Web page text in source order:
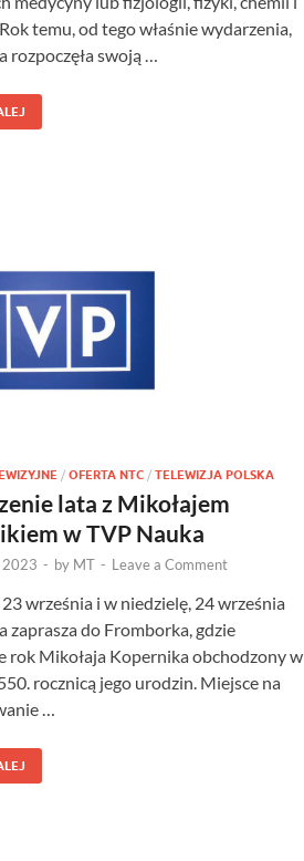
temu, od tego właśnie wydarzenia,
rozpoczęła swoją …
/ OFERTA NTC / TELEWIZJA POLSKA
lata z Mikołajem
w TVP Nauka
2023 - by MT - Leave a Comment
września i w niedzielę, 24 września
zaprasza do Fromborka, gdzie
rok Mikołaja Kopernika obchodzony w
rocznicą jego urodzin. Miejsce na
…